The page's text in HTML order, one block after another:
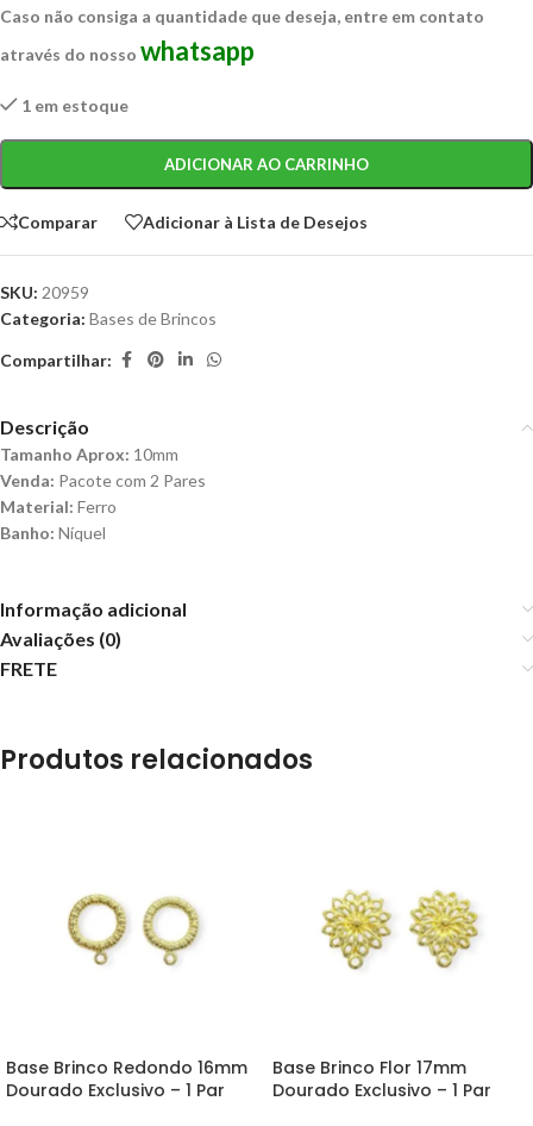
Caso não consiga a quantidade que deseja, entre em contato
através do nosso whatsapp
1 em estoque
ADICIONAR AO CARRINHO
Comparar Adicionar à Lista de Desejos
SKU: 20959
Categoria: Bases de Brincos
Compartilhar:
Descrição
Tamanho Aprox: 10mm
Venda: Pacote com 2 Pares
Material: Ferro
Banho: Níquel
Informação adicional
Avaliações (0)
FRETE
Produtos relacionados
Base Brinco Redondo 16mm
Dourado Exclusivo – 1 Par
Base Brinco Flor 17mm
Dourado Exclusivo – 1 Par